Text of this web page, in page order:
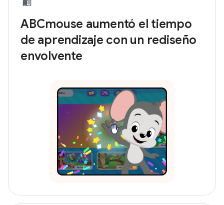
ABCmouse aumentó el tiempo
de aprendizaje con un rediseño
envolvente